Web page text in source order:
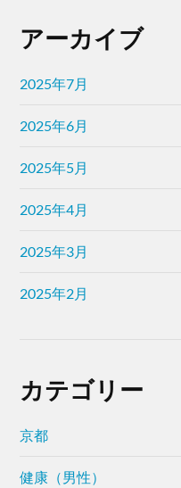
アーカイブ
2025年7月
2025年6月
2025年5月
2025年4月
2025年3月
2025年2月
カテゴリー
京都
健康（男性）